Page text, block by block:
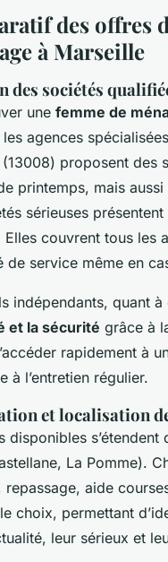
des offres
à Marseille
des sociétés
une femme de
agences
proposent des
printemps, mais
sérieuses
Elles couvrent tous les
de service même en
indépendants, quant
et la sécurité grâce à
rapidement à
à l’entretien régulier.
et localisation
disponibles
La Pomme).
repassage, aide
choix, permettant
leur sérieux et